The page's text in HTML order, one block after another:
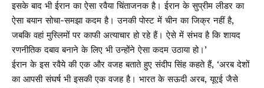
इसके बाद भी ईरान का ऐसा रवैया चिंताजनक है। ईरान के सुप्रीम लीडर का
ऐसा बयान सोचा-समझा कदम है। उनकी पोस्ट में चीन का जिक्र नहीं है,
जबकि वहां मुस्लिमों पर काफी अत्याचार हो रहे हैं। ऐसे में संभव है कि शायद
रणनीतिक दबाव बनाने के लिए भी उन्होंने ऐसा कदम उठाया हो।’
ईरान के इस रवैये की एक और वजह बताते हुए संदीप सिंह कहते हैं, ‘अरब देशों
का आपसी संघर्ष भी इसकी एक वजह है। भारत के सऊदी अरब, यूएई जैसे